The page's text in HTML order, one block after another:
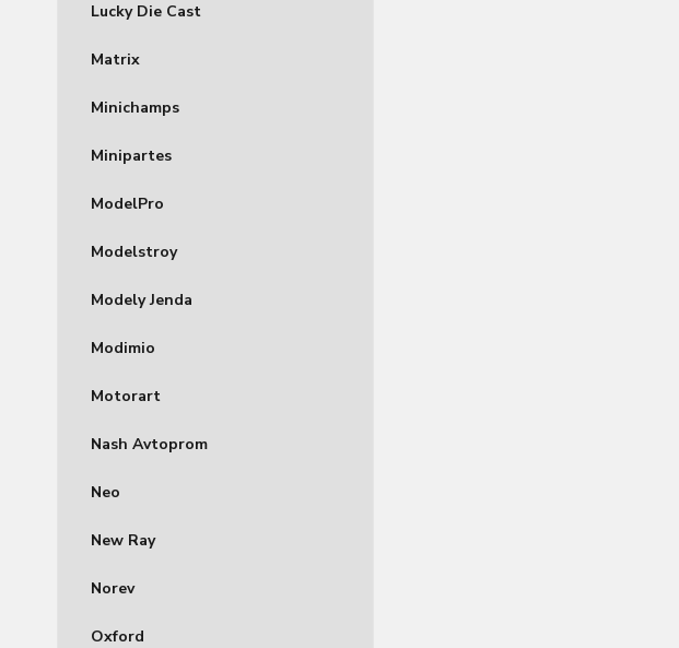
Lucky Die Cast
Matrix
Minichamps
Minipartes
ModelPro
Modelstroy
Modely Jenda
Modimio
Motorart
Nash Avtoprom
Neo
New Ray
Norev
Oxford